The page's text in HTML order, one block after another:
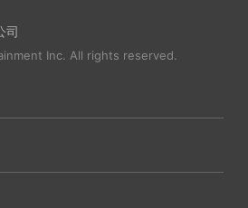
司
Inc. All rights reserved.